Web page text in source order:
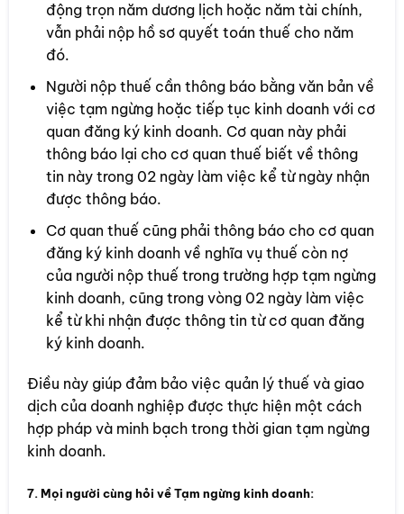
động trọn năm dương lịch hoặc năm tài chính,
vẫn phải nộp hồ sơ quyết toán thuế cho năm
đó.
Người nộp thuế cần thông báo bằng văn bản về
việc tạm ngừng hoặc tiếp tục kinh doanh với cơ
quan đăng ký kinh doanh. Cơ quan này phải
thông báo lại cho cơ quan thuế biết về thông
tin này trong 02 ngày làm việc kể từ ngày nhận
được thông báo.
Cơ quan thuế cũng phải thông báo cho cơ quan
đăng ký kinh doanh về nghĩa vụ thuế còn nợ
của người nộp thuế trong trường hợp tạm ngừng
kinh doanh, cũng trong vòng 02 ngày làm việc
kể từ khi nhận được thông tin từ cơ quan đăng
ký kinh doanh.
Điều này giúp đảm bảo việc quản lý thuế và giao
dịch của doanh nghiệp được thực hiện một cách
hợp pháp và minh bạch trong thời gian tạm ngừng
kinh doanh.
7. Mọi người cùng hỏi về Tạm ngừng kinh doanh: